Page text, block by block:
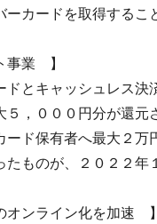
カードを取得するこ
事業 】
とキャッシュレス決
５，０００円分が還
ード保有者へ最大２
たものが、２０２２年
オンライン化を加速 】